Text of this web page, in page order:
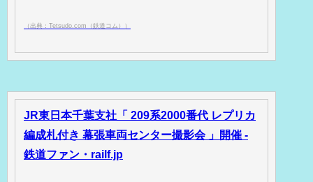
（出典：Tetsudo.com（鉄道コム））
JR東日本千葉支社「 209系2000番代 レプリカ
編成札付き 幕張車両センター撮影会 」開催 -
鉄道ファン・railf.jp